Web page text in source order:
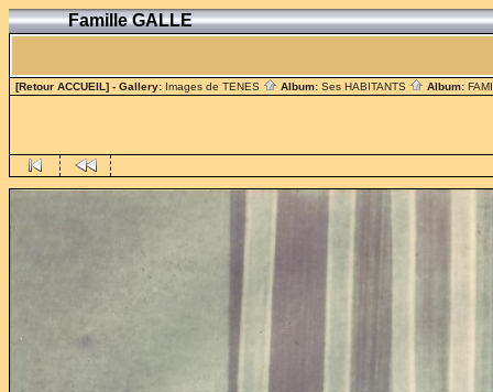
Famille GALLE
[Retour ACCUEIL] - Gallery: Images de TENES Album: Ses HABITANTS Album: